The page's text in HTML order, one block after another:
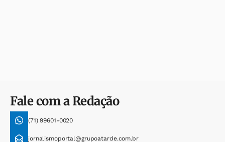
Fale com a Redação
(71) 99601-0020
jornalismoportal@grupoatarde.com.br